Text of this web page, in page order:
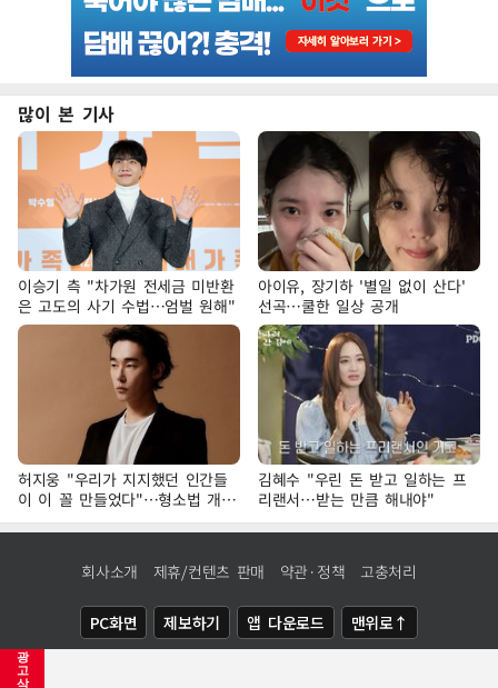
광
고
삭
많이 본 기사
이승기 측 "차가원 전세금 미반환
은 고도의 사기 수법…엄벌 원해"
아이유, 장기하 '별일 없이 산다'
선곡…쿨한 일상 공개
허지웅 "우리가 지지했던 인간들
이 이 꼴 만들었다"…형소법 개정
에 격한 반응
김혜수 "우린 돈 받고 일하는 프
리랜서…받는 만큼 해내야"
회사소개 제휴/컨텐츠 판매 약관·정책 고충처리
PC화면 제보하기 앱 다운로드 맨위로↑